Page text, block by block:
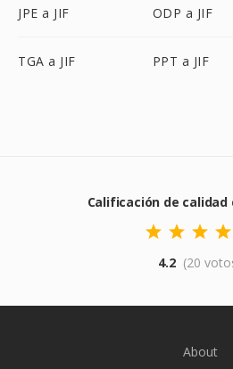
JPE a JIF ODP a JIF
TGA a JIF PPT a JIF
Calificación de calidad
4.2 (20
About